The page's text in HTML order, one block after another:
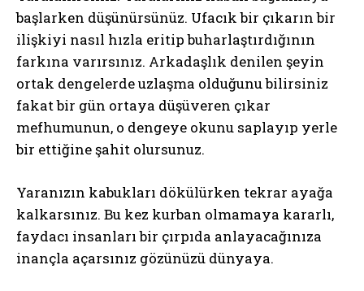
başlarken düşünürsünüz. Ufacık bir çıkarın bir
ilişkiyi nasıl hızla eritip buharlaştırdığının
farkına varırsınız. Arkadaşlık denilen şeyin
ortak dengelerde uzlaşma olduğunu bilirsiniz
fakat bir gün ortaya düşüveren çıkar
mefhumunun, o dengeye okunu saplayıp yerle
bir ettiğine şahit olursunuz.
Yaranızın kabukları dökülürken tekrar ayağa
kalkarsınız. Bu kez kurban olmamaya kararlı,
faydacı insanları bir çırpıda anlayacağınıza
inançla açarsınız gözünüzü dünyaya.